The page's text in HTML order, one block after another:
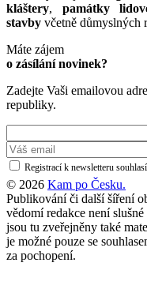
kláštery, památky
stavby včetně důmyslných
Máte zájem
o zásílání novinek?
Zadejte Vaši emailovou
republiky.
Registrací k newsletteru
© 2026 Kam po Česku.
Publikování či další šíření
vědomí redakce není
jsou tu zveřejněny také
je možné pouze se
za pochopení.